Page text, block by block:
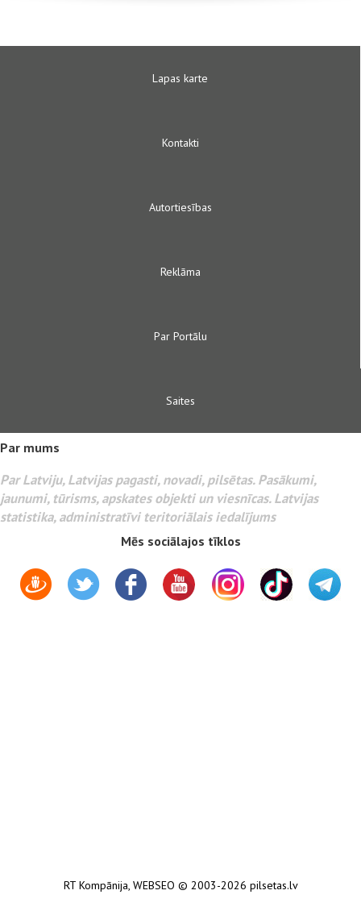
Lapas karte
Kontakti
Autortiesības
Reklāma
Par Portālu
Saites
Par mums
Par Latviju, Latvijas pagasti, novadi, pilsētas. Pasākumi,
jaunumi, tūrisms, apskates objekti un viesnīcas. Latvijas
statistika, administratīvi teritoriālais iedalījums
Mēs sociālajos tīklos
RT Kompānija, WEBSEO © 2003-2026 pilsetas.lv